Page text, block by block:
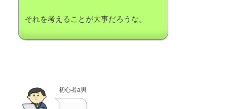
それを考えることが大事だろうな。
初心者a男